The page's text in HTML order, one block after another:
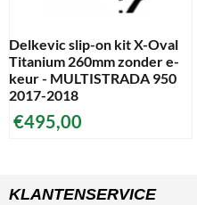
Delkevic slip-on kit X-Oval
Titanium 260mm zonder e-
keur - MULTISTRADA 950
2017-2018
€495,00
KLANTENSERVICE